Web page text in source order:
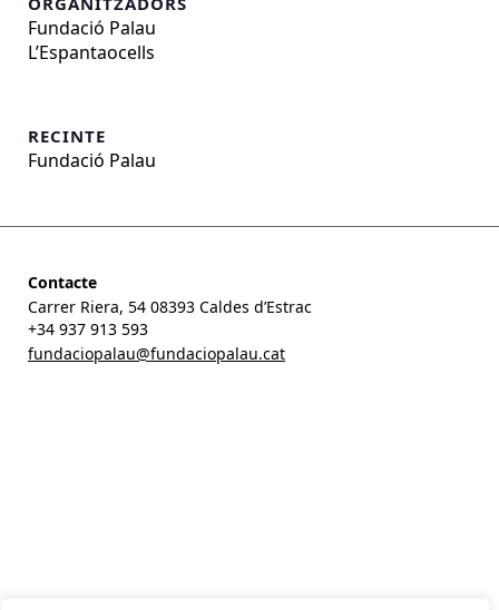
Fundació Palau
L’Espantaocells
RECINTE
Fundació Palau
Contacte
Carrer Riera, 54 08393 Caldes d’Estrac
+34 937 913 593
fundaciopalau@fundaciopalau.cat